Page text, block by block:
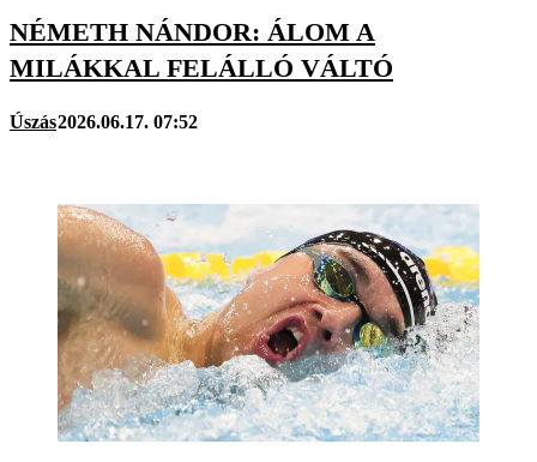
NÉMETH NÁNDOR: ÁLOM A
MILÁKKAL FELÁLLÓ VÁLTÓ
Úszás2026.06.17. 07:52